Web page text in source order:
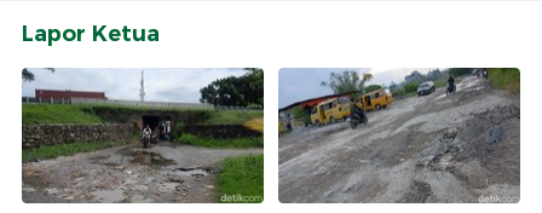
Lapor Ketua